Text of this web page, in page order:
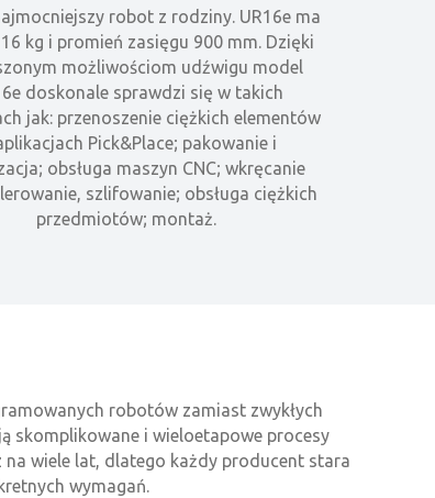
robot z rodziny. UR16e ma
kg i promień zasięgu 900 mm. Dzięki
możliwościom udźwigu model
doskonale sprawdzi się w takich
jak: przenoszenie ciężkich elementów
Pick&Place; pakowanie i
obsługa maszyn CNC; wkręcanie
szlifowanie; obsługa ciężkich
przedmiotów; montaż.
robotów zamiast zwykłych
skomplikowane i wieloetapowe procesy
wiele lat, dlatego każdy producent stara
wymagań.